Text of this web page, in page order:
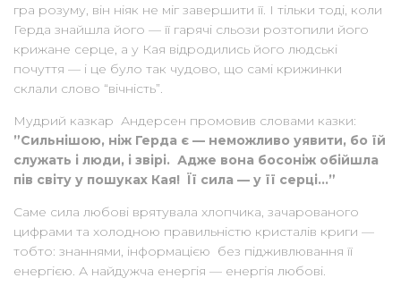
гра розуму, він ніяк не міг завершити її. І тільки тоді, коли
Герда знайшла його — її гарячі сльози розтопили його
крижане серце, а у Кая відродились його людські
почуття — і це було так чудово, що самі крижинки
склали слово “вічність”.
Мудрий казкар Андерсен промовив словами казки:
”Сильнішою, ніж Герда є — неможливо уявити, бо їй
служать і люди, і звірі. Адже вона босоніж обійшла
пів світу у пошуках Кая! Її сила — у її серці…”
Саме сила любові врятувала хлопчика, зачарованого
цифрами та холодною правильністю кристалів криги —
тобто: знаннями, інформацією без підживлювання її
енергією. А найдужча енергія — енергія любові.